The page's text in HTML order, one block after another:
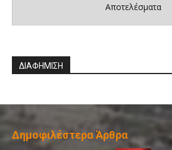
Αποτελέσματα
ΔΙΑΦΗΜΙΣΗ
Δημοφιλέστερα Άρθρα